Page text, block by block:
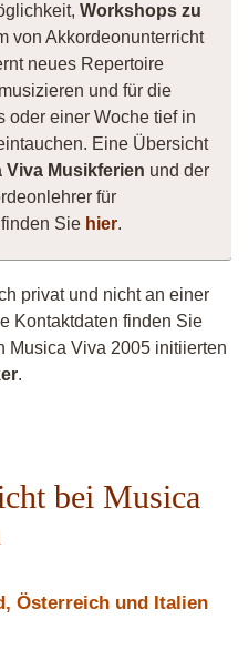
Workshops zu
von Akkordeonunterricht
neues Repertoire
und für die
oder einer Woche tief in
Eine Übersicht
Viva Musikferien und der
für
Sie hier.
privat und nicht an einer
Kontaktdaten finden Sie
Musica Viva 2005 initiierten
.
bei Musica
Österreich und Italien